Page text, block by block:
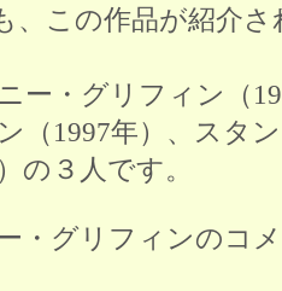
、この作品が紹介
ー・グリフィン（
（1997年）、スタ
の３人です。
・グリフィンのコ